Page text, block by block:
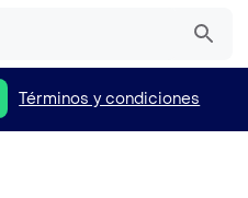
Términos y condiciones